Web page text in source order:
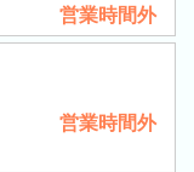
営業時間外
営業時間外